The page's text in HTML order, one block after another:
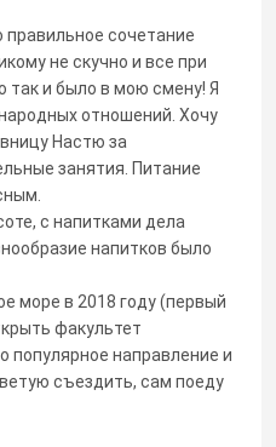
сочетание
не скучно и все при
так и было в мою смену! Я
отношений. Хочу
Настю за
занятия. Питание
с напитками дела
напитков было
море в 2018 году (первый
факультет
популярное направление и
съездить, сам поеду